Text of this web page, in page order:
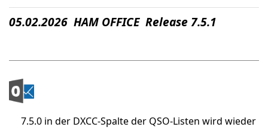
05.02.2026 HAM OFFICE Release 7.5.1
7.5.0 in der DXCC-Spalte der QSO-Listen wird wieder